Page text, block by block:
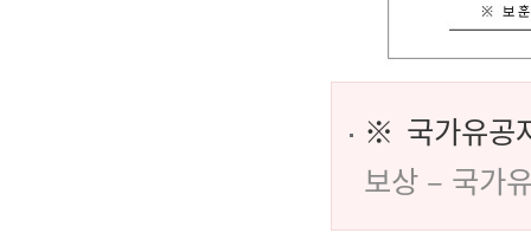
※ 국가유공
보상 – 국가